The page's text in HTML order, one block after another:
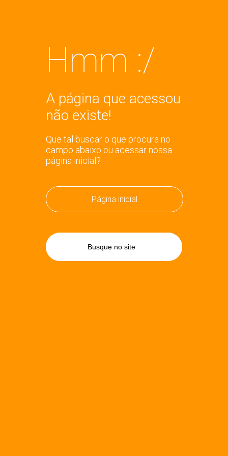
Hmm :/
A página que acessou
não existe!
Que tal buscar o que procura no
campo abaixo ou acessar nossa
página inicial?
Página inicial